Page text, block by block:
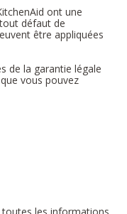
ont une
défaut de
être appliquées
de la garantie légale
vous pouvez
toutes les informations